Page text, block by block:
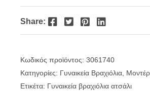
μπίλιες
επίχρυσο
ατσάλι
ποσότητα
Share: Facebook Twitter Pinterest LinkedIn
Κωδικός προϊόντος: 3061740
Κατηγορίες: Γυναικεία Βραχιόλια,
Ετικέτα: Γυναικεία βραχιόλια ατσάλι